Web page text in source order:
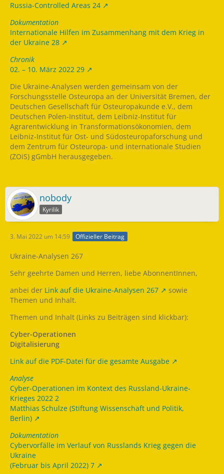
Russia-Controlled Areas 24
Dokumentation
Internationale Hilfen im Zusammenhang mit dem Krieg in
der Ukraine 28
Chronik
02. – 10. März 2022 29
Die Ukraine-Analysen werden gemeinsam von der
Forschungsstelle Osteuropa an der Universität Bremen, der
Deutschen Gesellschaft für Osteuropakunde e.V., dem
Deutschen Polen-Institut, dem Leibniz-Institut für
Agrarentwicklung in Transformationsökonomien, dem
Leibniz-Institut für Ost- und Südosteuropaforschung und
dem Zentrum für Osteuropa- und internationale Studien
(ZOiS) gGmbH herausgegeben.
nobody
Kyrilik
3. Mai 2022 um 14:59 Offizieller Beitrag
Ukraine-Analysen 267
Sehr geehrte Damen und Herren, liebe AbonnentInnen,
anbei der Link auf die Ukraine-Analysen 267
sowie
Themen und Inhalt.
Themen und Inhalt (Links zu Beiträgen sind klickbar):
Cyber-Operationen
Digitalisierung
Link auf die PDF-Datei für die gesamte Ausgabe
Analyse
Cyber-Operationen im Kontext des Russland-Ukraine-
Krieges 2022 2
Matthias Schulze (Stiftung Wissenschaft und Politik,
Berlin)
Dokumentation
Cybervorfälle im Verlauf von Russlands Krieg gegen die
Ukraine
(Februar bis April 2022) 7